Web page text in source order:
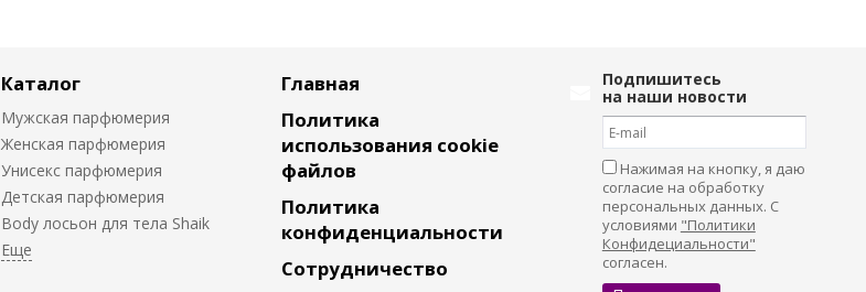
Каталог
Мужская парфюмерия
Женская парфюмерия
Унисекс парфюмерия
Детская парфюмерия
Body лосьон для тела Shaik
Главная
Политика
использования cookie
файлов
Политика
конфиденциальности
Сотрудничество
Подпишитесь
на наши новости
Нажимая на кнопку, я даю
согласие на обработку
персональных данных. С
условиями "Политики
Конфидециальности"
согласен.